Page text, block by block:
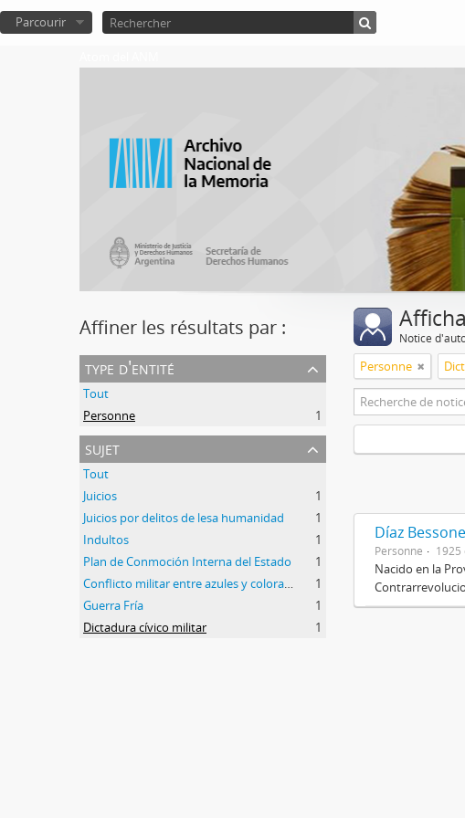
Parcourir
Affiner les résultats par :
type d'entité
Tout
Personne
1
sujet
Tout
Juicios
1
Juicios por delitos de lesa humanidad
1
Indultos
1
Plan de Conmoción Interna del Estado
1
1
Guerra Fría
1
Dictadura cívico militar
1
Notice
Personne
Díaz
Personne 1925
Nacido en la